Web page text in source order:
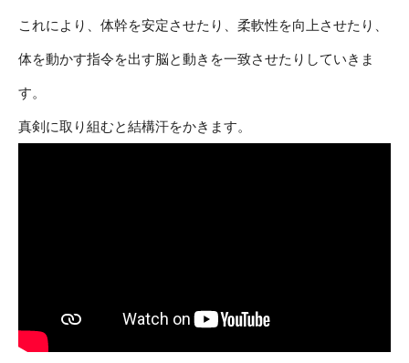
これにより、体幹を安定させたり、柔軟性を向上させたり、
体を動かす指令を出す脳と動きを一致させたりしていきま
す。
真剣に取り組むと結構汗をかきます。